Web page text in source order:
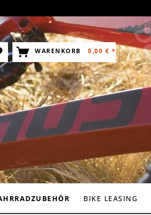
WARENKORB 0,00 € *
BIKE LEASING